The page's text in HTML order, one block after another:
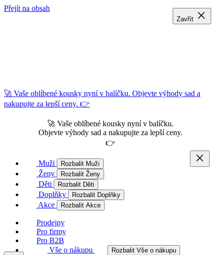
Přejít na obsah
🚀 Vaše oblíbené kousky nyní v balíčku. Objevte výhody sad a
nakupujte za lepší ceny. 👉
🚀 Vaše oblíbené kousky nyní v balíčku.
Objevte výhody sad a nakupujte za lepší ceny.
👉
Muži Rozbalit Muži
Ženy Rozbalit Ženy
Děti Rozbalit Děti
Doplňky Rozbalit Doplňky
Akce Rozbalit Akce
Prodejny
Pro firmy
Pro B2B
Vše o nákupu
Rozbalit Vše o nákupu
Zavřít
Zavřít
Zavřít